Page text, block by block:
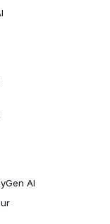
AI